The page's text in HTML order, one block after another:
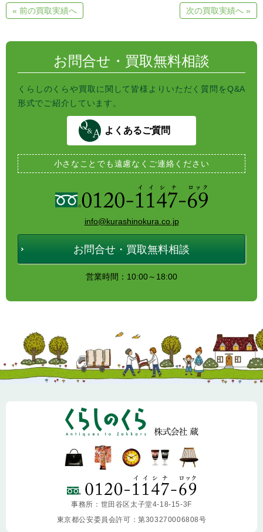
e
n
e
b
k
t
t
« 前の買取実績へ 次の買取実績へ »
お問合せ・買取無料相談
くらしのくらや買取に関して皆様よりいただく質問をQ&A
形式でご紹介しています。
よくあるご質問
小さなことでも遠慮なくご連絡ください
info@kurashinokura.co.jp
お問合せ・買取無料相談
営業時間：10:00～18:00
事務所：世田谷区太子堂4-18-15-3F
東京都公安委員会許可：第303270006808号